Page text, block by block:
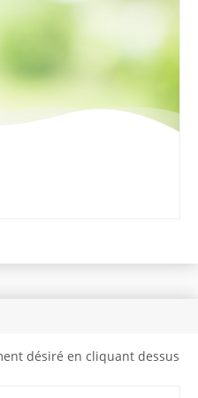
désiré en cliquant dessus